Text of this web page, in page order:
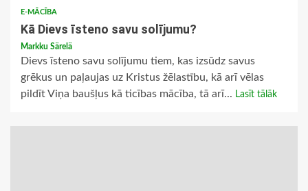
E-MĀCĪBA
Kā Dievs īsteno savu solījumu?
Markku Särelä
Dievs īsteno savu solījumu tiem, kas izsūdz savus
grēkus un paļaujas uz Kristus žēlastību, kā arī vēlas
pildīt Viņa baušļus kā ticības mācība, tā arī... Lasīt tālāk